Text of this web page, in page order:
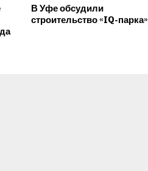
В Уфе обсудили
строительство «IQ-парка»